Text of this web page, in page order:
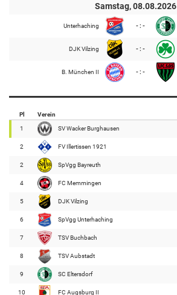
Samstag, 08.08.2026
Unterhaching - : -
DJK Vilzing - : -
B. München II - : -
Pl Verein
1 SV Wacker Burghausen
2 FV Illertissen 1921
2 SpVgg Bayreuth
4 FC Memmingen
5 DJK Vilzing
6 SpVgg Unterhaching
7 TSV Buchbach
8 TSV Aubstadt
9 SC Eltersdorf
10 FC Augsburg II